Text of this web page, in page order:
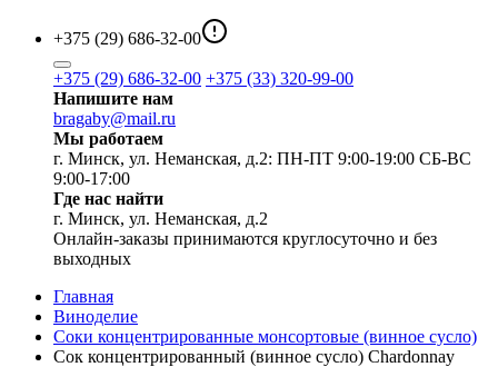
+375 (29) 686-32-00
+375 (29) 686-32-00 +375 (33) 320-99-00
Напишите нам
bragaby@mail.ru
Мы работаем
г. Минск, ул. Неманская, д.2: ПН-ПТ 9:00-19:00 СБ-ВС
9:00-17:00
Где нас найти
г. Минск, ул. Неманская, д.2
Онлайн-заказы принимаются круглосуточно и без
выходных
Главная
Виноделие
Соки концентрированные монсортовые (винное сусло)
Сок концентрированный (винное сусло) Chardonnay